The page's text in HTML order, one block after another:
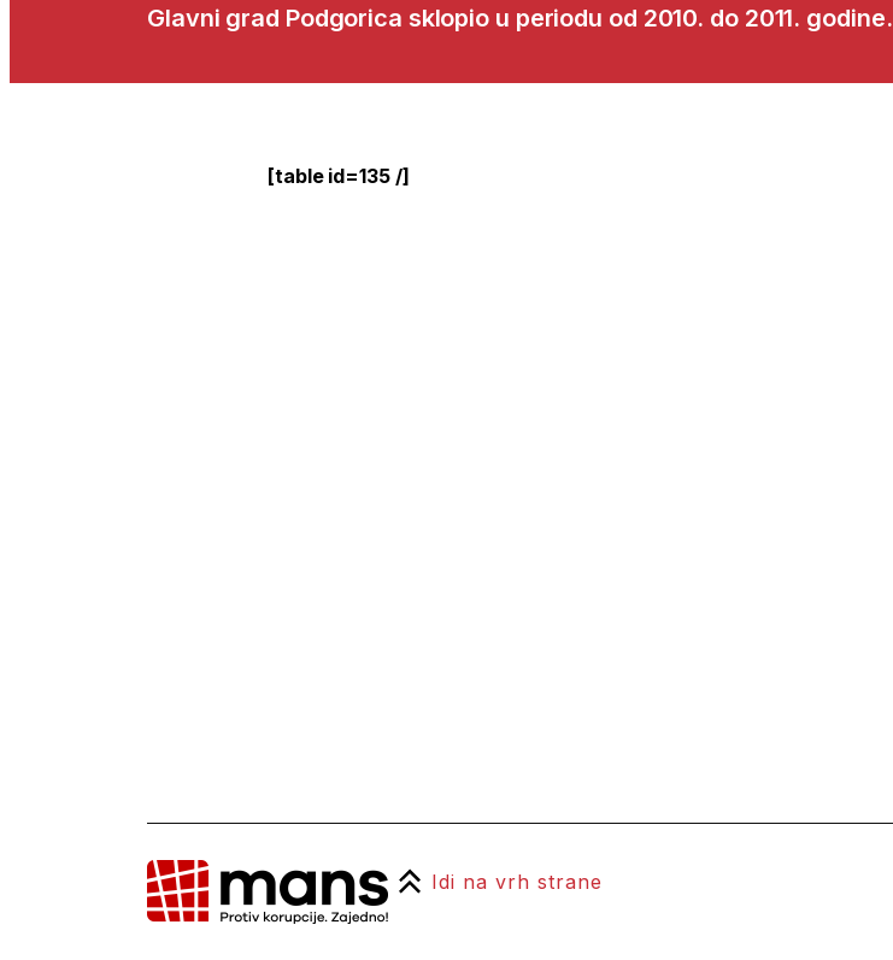
Glavni grad Podgorica sklopio u periodu od 2010. do 2011. godine.
[table id=135 /]
Idi na vrh strane